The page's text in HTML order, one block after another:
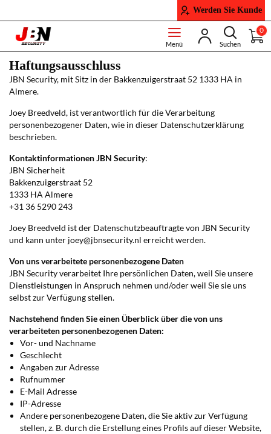
Werden Sie Kunde
0
Haftungsausschluss
JBN Security, mit Sitz in der Bakkenzuigerstraat 52 1333 HA in
Almere.
Joey Breedveld, ist verantwortlich für die Verarbeitung
personenbezogener Daten, wie in dieser Datenschutzerklärung
beschrieben.
Kontaktinformationen JBN Security:
JBN Sicherheit
Bakkenzuigerstraat 52
1333 HA Almere
+31 36 5290 243
Joey Breedveld ist der Datenschutzbeauftragte von JBN Security
und kann unter joey@jbnsecurity.nl erreicht werden.
Von uns verarbeitete personenbezogene Daten
JBN Security verarbeitet Ihre persönlichen Daten, weil Sie unsere
Dienstleistungen in Anspruch nehmen und/oder weil Sie sie uns
selbst zur Verfügung stellen.
Nachstehend finden Sie einen Überblick über die von uns
verarbeiteten personenbezogenen Daten:
Vor- und Nachname
Geschlecht
Angaben zur Adresse
Rufnummer
E-Mail Adresse
IP-Adresse
Andere personenbezogene Daten, die Sie aktiv zur Verfügung
stellen, z. B. durch die Erstellung eines Profils auf dieser Website,